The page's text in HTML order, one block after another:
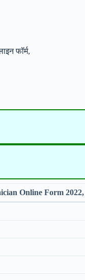
फॉर्म,
Online Form 2022,